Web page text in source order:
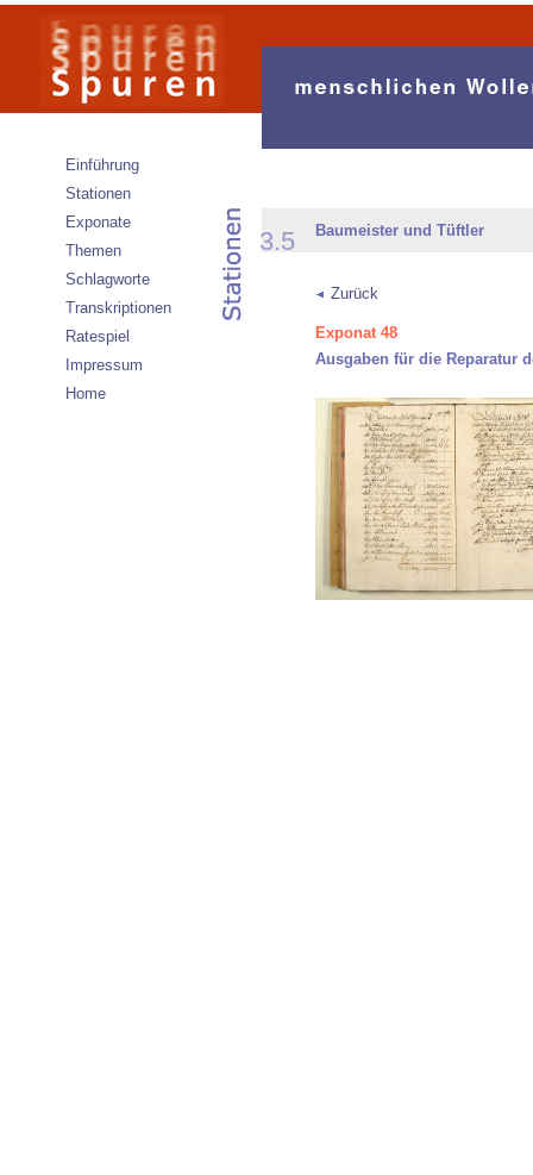
Einführung
Stationen
Exponate
Themen
Schlagworte
Transkriptionen
Ratespiel
Impressum
Home
3.5 Baumeister und Tüftler
Zurück
Exponat 48
Ausgaben für die Reparatur